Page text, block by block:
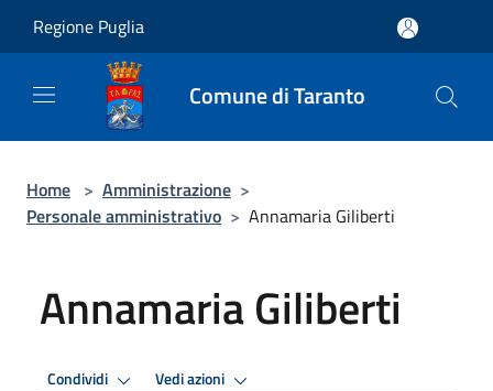
Regione Puglia
Comune di Taranto
Home > Amministrazione >
Personale amministrativo > Annamaria Giliberti
Annamaria Giliberti
Condividi Vedi azioni